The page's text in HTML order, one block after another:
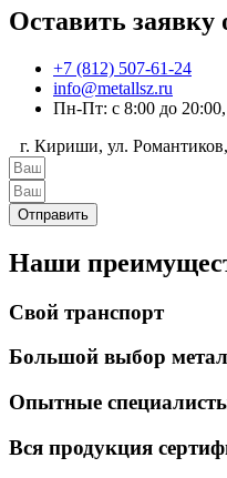
Оставить заявку
+7 (812) 507-61-24
info@metallsz.ru
Пн-Пт: с 8:00 до
г. Кириши, ул.
Отправить
Наши
Свой транспорт
Большой выбор
Опытные
Вся продукция